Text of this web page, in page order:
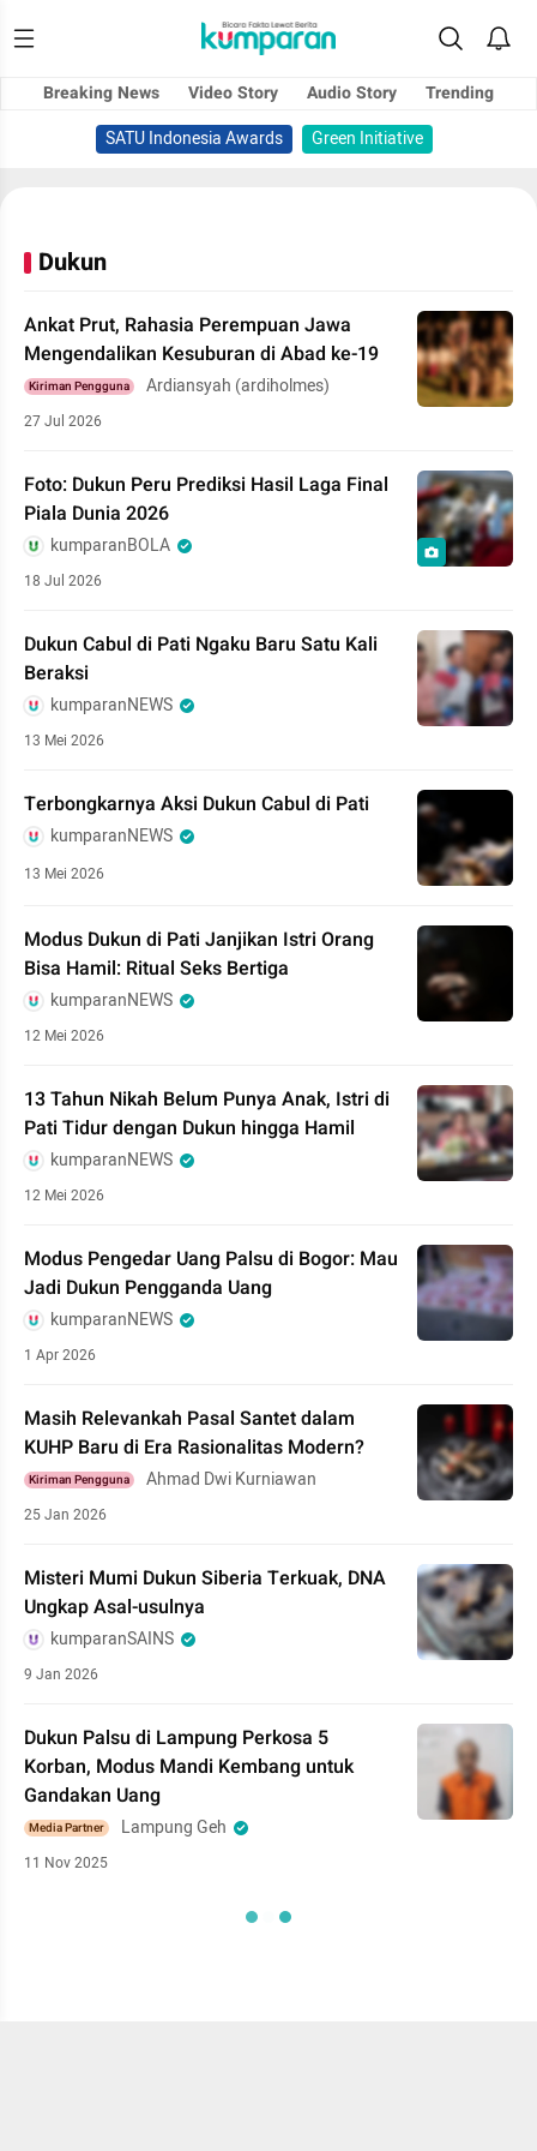
Breaking News Video Story Audio Story
Trending
SATU Indonesia Awards
Green Initiative
Dukun
Ankat Prut, Rahasia Perempuan Jawa
Mengendalikan Kesuburan di Abad ke-19
Kiriman Pengguna Ardiansyah (ardiholmes)
27 Jul 2026
Foto: Dukun Peru Prediksi Hasil Laga Final
Piala Dunia 2026
kumparanBOLA
18 Jul 2026
Dukun Cabul di Pati Ngaku Baru Satu Kali
Beraksi
kumparanNEWS
13 Mei 2026
Terbongkarnya Aksi Dukun Cabul di Pati
kumparanNEWS
13 Mei 2026
Modus Dukun di Pati Janjikan Istri Orang
Bisa Hamil: Ritual Seks Bertiga
kumparanNEWS
12 Mei 2026
13 Tahun Nikah Belum Punya Anak, Istri di
Pati Tidur dengan Dukun hingga Hamil
kumparanNEWS
12 Mei 2026
Modus Pengedar Uang Palsu di Bogor: Mau
Jadi Dukun Pengganda Uang
kumparanNEWS
1 Apr 2026
Masih Relevankah Pasal Santet dalam
KUHP Baru di Era Rasionalitas Modern?
Kiriman Pengguna Ahmad Dwi Kurniawan
25 Jan 2026
Misteri Mumi Dukun Siberia Terkuak, DNA
Ungkap Asal-usulnya
kumparanSAINS
9 Jan 2026
Dukun Palsu di Lampung Perkosa 5
Korban, Modus Mandi Kembang untuk
Gandakan Uang
Media Partner Lampung Geh
11 Nov 2025